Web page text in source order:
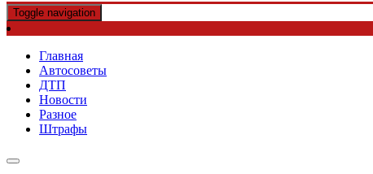
Toggle navigation
Главная
Автосоветы
ДТП
Новости
Разное
Штрафы